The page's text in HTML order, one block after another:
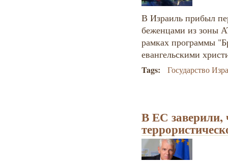
В Израиль прибыл
беженцами из зоны
рамках программы
евангельскими
Tags: Государство
В ЕС